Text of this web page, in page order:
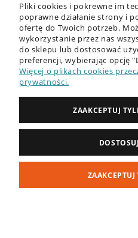
OFERTA
DESKI SUP - RECENZJE
ZAKUPY
Pliki cookies i pokrewne im
poprawne działanie strony i
ofertę do Twoich potrzeb.
wykorzystanie przez nas
do sklepu lub dostosować
preferencji, wybierając opcję
Więcej o plikach cookies
prywatności.
ZAAKCEPTUJ
ZAAKCEPTUJ